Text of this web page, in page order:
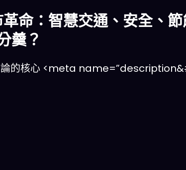
命：智慧交通、安全、
羹？
論的核心 <meta